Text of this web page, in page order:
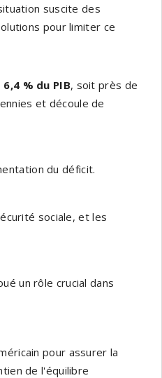
suscite des
pour limiter ce
6,4 % du PIB, soit près de
et découle de
du déficit.
sociale, et les
un rôle crucial dans
pour assurer la
de l'équilibre